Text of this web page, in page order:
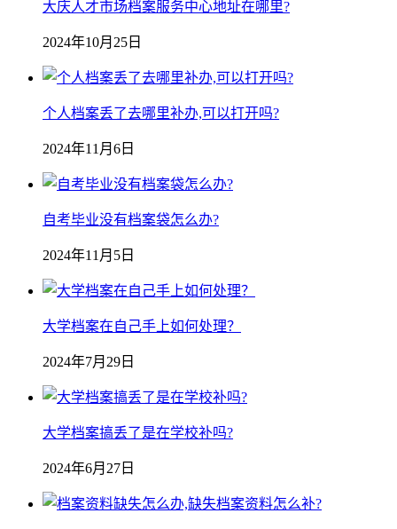
大庆人才市场档案服务中心地址在哪里?
2024年10月25日
个人档案丢了去哪里补办,可以打开吗?
2024年11月6日
自考毕业没有档案袋怎么办?
2024年11月5日
大学档案在自己手上如何处理？
2024年7月29日
大学档案搞丢了是在学校补吗?
2024年6月27日